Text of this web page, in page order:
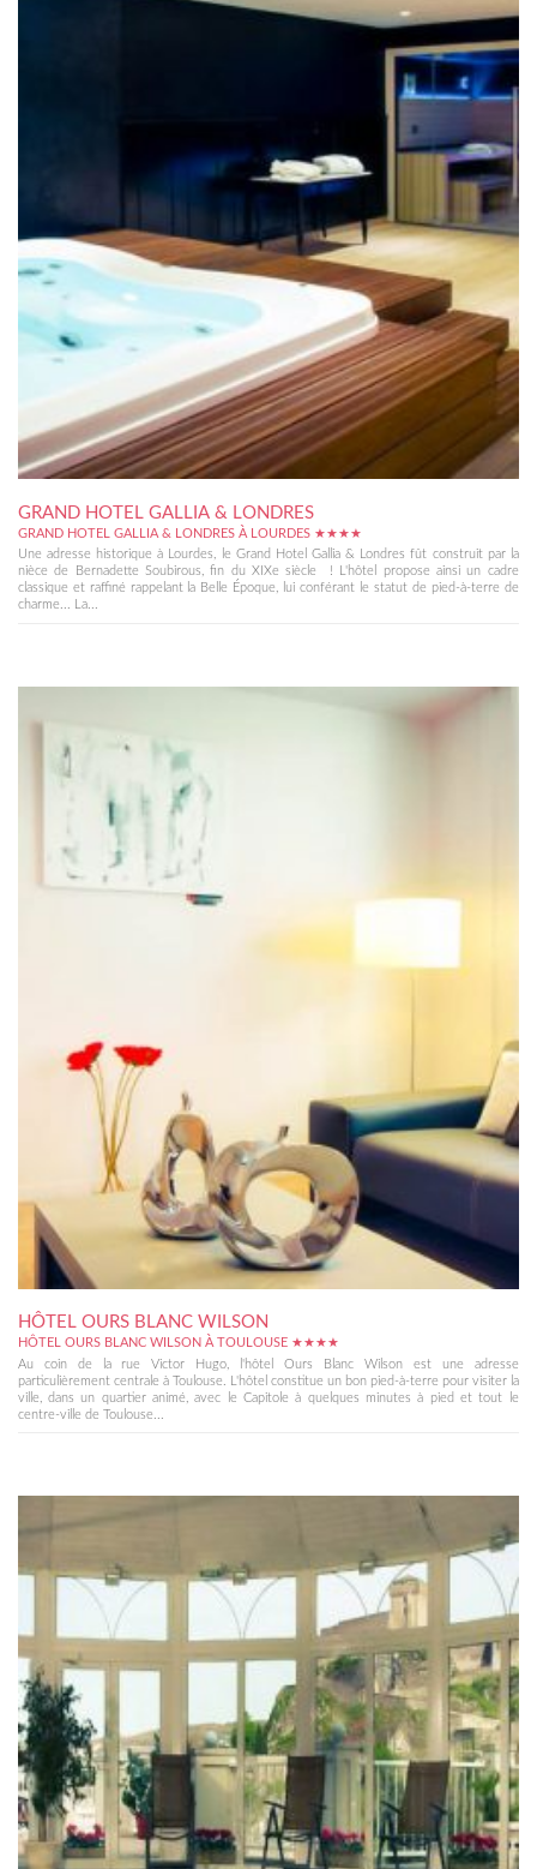
GRAND HOTEL GALLIA & LONDRES
GRAND HOTEL GALLIA & LONDRES À LOURDES ★★★★
Une adresse historique à Lourdes, le Grand Hotel Gallia & Londres fût construit par la
nièce de Bernadette Soubirous, fin du XIXe siècle ! L'hôtel propose ainsi un cadre
classique et raffiné rappelant la Belle Époque, lui conférant le statut de pied-à-terre de
charme... La...
HÔTEL OURS BLANC WILSON
HÔTEL OURS BLANC WILSON À TOULOUSE ★★★★
Au coin de la rue Victor Hugo, l'hôtel Ours Blanc Wilson est une adresse
particulièrement centrale à Toulouse. L'hôtel constitue un bon pied-à-terre pour visiter la
ville, dans un quartier animé, avec le Capitole à quelques minutes à pied et tout le
centre-ville de Toulouse...